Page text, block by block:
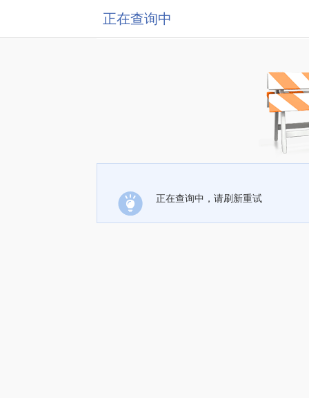
正在查询中
正在查询中，请刷新重试